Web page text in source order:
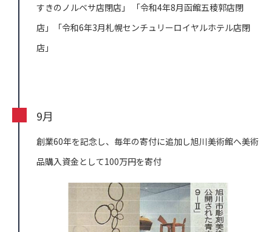
すきのノルベサ店閉店」 「令和4年8月函館五稜郭店閉
店」「令和6年3月札幌センチュリーロイヤルホテル店閉
店」
9月
創業60年を記念し、毎年の寄付に追加し旭川美術館へ美術
品購入資金として100万円を寄付